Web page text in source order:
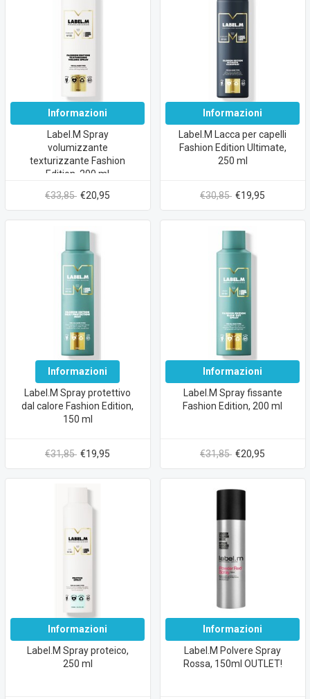
Informazioni
Label.M Spray
volumizzante
texturizzante Fashion
Edition, 200 ml
€33,85 €20,95
Informazioni
Label.M Lacca per capelli
Fashion Edition Ultimate,
250 ml
€30,85 €19,95
Informazioni
Label.M Spray protettivo
dal calore Fashion Edition,
150 ml
€31,85 €19,95
Informazioni
Label.M Spray fissante
Fashion Edition, 200 ml
€31,85 €20,95
Informazioni
Label.M Spray proteico,
250 ml
Informazioni
Label.M Polvere Spray
Rossa, 150ml OUTLET!